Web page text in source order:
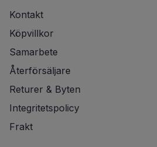
Kontakt
Köpvillkor
Samarbete
Återförsäljare
Returer & Byten
Integritetspolicy
Frakt